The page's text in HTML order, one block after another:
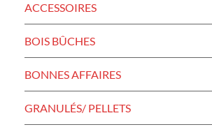
ACCESSOIRES
BOIS BÛCHES
BONNES AFFAIRES
GRANULÉS/ PELLETS